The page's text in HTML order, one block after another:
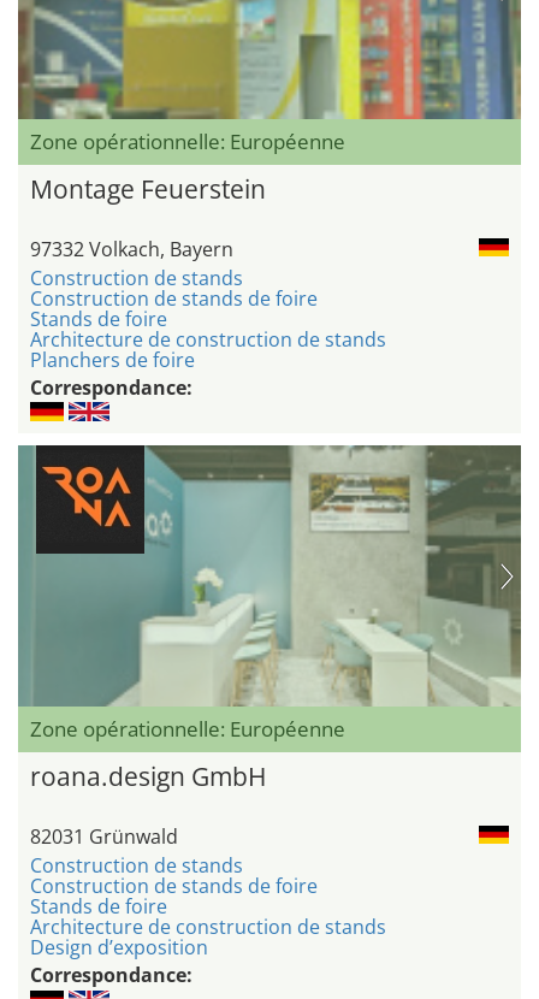
Zone opérationnelle: Européenne
Montage Feuerstein
97332 Volkach, Bayern
Construction de stands
Construction de stands de foire
Stands de foire
Architecture de construction de stands
Planchers de foire
Correspondance:
Zone opérationnelle: Européenne
roana.design GmbH
82031 Grünwald
Construction de stands
Construction de stands de foire
Stands de foire
Architecture de construction de stands
Design d’exposition
Correspondance: